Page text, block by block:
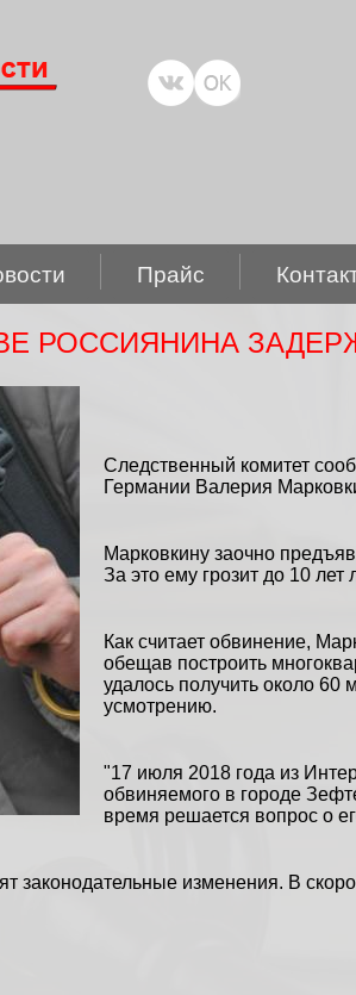
Прайс
РОССИЯНИНА
Следственный комитет
Германии Валерия
Марковкину заочно
За это ему грозит до 10
Как считает обвинение,
обещав построить
удалось получить около
усмотрению.
"17 июля 2018 года из
обвиняемого в городе
время решается вопрос о
законодательные изменения. В